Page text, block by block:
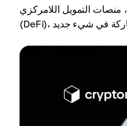
، منصات التمويل اللامركزي